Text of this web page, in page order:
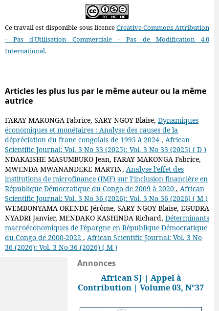
Ce travail est disponible sous licenceCreative Commons Attribution
- Pas d'Utilisation Commerciale - Pas de Modification 4.0
International.
Articles les plus lus par le même auteur ou la même
autrice
FARAY MAKONGA Fabrice, SARY NGOY Blaise, Dynamiques
économiques et monétaires : Analyse des causes de la
dépréciation du franc congolais de 1995 à 2024 , African
Scientific Journal: Vol. 3 No 33 (2025): Vol. 3 No 33 (2025) ( D )
NDAKAISHE MASUMBUKO Jean, FARAY MAKONGA Fabrice,
MWENDA MWANANDEKE MARTIN, Analyse l’effet des
institutions de microfinance (IMF) sur l’inclusion financière en
République Démocratique du Congo de 2009 à 2020 , African
Scientific Journal: Vol. 3 No 36 (2026): Vol. 3 No 36 (2026) ( M )
WEMBONYAMA OKENDE Jérôme, SARY NGOY Blaise, EGUDRA
NYADRI Janvier, MENDAKO KASHINDA Richard, Déterminants
macroéconomiques de l’épargne en République Démocratique
du Congo de 2000-2022 , African Scientific Journal: Vol. 3 No
36 (2026): Vol. 3 No 36 (2026) ( M )
Annonces
African SJ | Appel à
Contribution | Volume 03, N°37